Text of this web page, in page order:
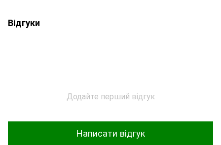
Відгуки
Додайте перший відгук
Написати відгук